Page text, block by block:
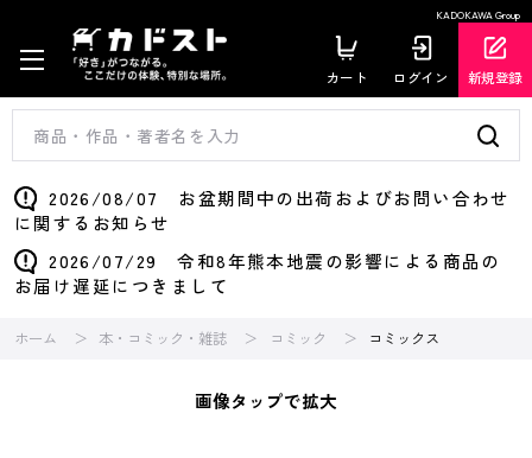
KADOKAWA Group
カート ログイン 新規登録
2026/08/07 お盆期間中の出荷およびお問い合わせ
に関するお知らせ
2026/07/29 令和8年熊本地震の影響による商品の
お届け遅延につきまして
ホーム 本・コミック・雑誌 コミック コミックス
画像タップで拡大